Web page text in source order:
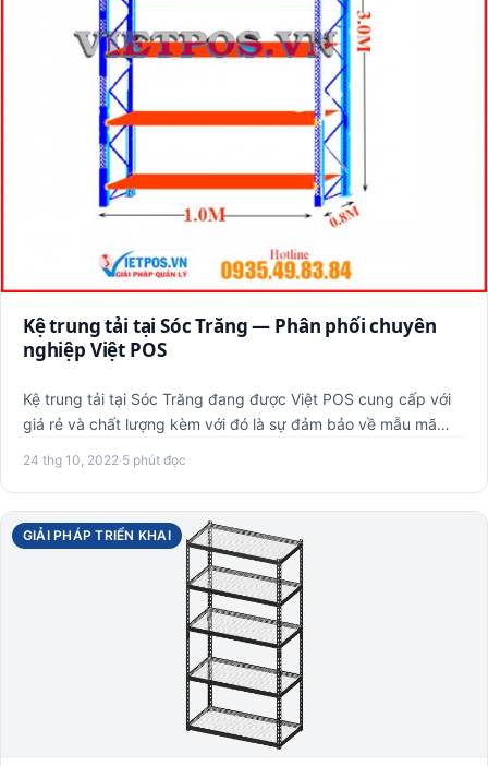
Kệ trung tải tại Sóc Trăng — Phân phối chuyên
nghiệp Việt POS
Kệ trung tải tại Sóc Trăng đang được Việt POS cung cấp với
giá rẻ và chất lượng kèm với đó là sự đảm bảo về mẫu mã
24 thg 10, 2022·5 phút đọc
GIẢI PHÁP TRIỂN KHAI